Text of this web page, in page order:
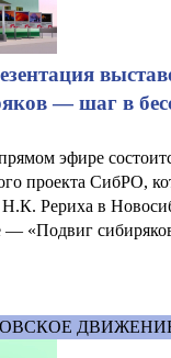
— шаг в
эфире
проекта СибРО,
Рериха в
— «Подвиг